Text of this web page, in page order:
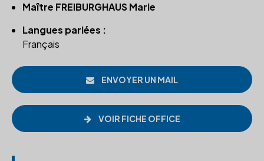
Maître FREIBURGHAUS Marie
Langues parlées :
Français
ENVOYER UN MAIL
VOIR FICHE OFFICE